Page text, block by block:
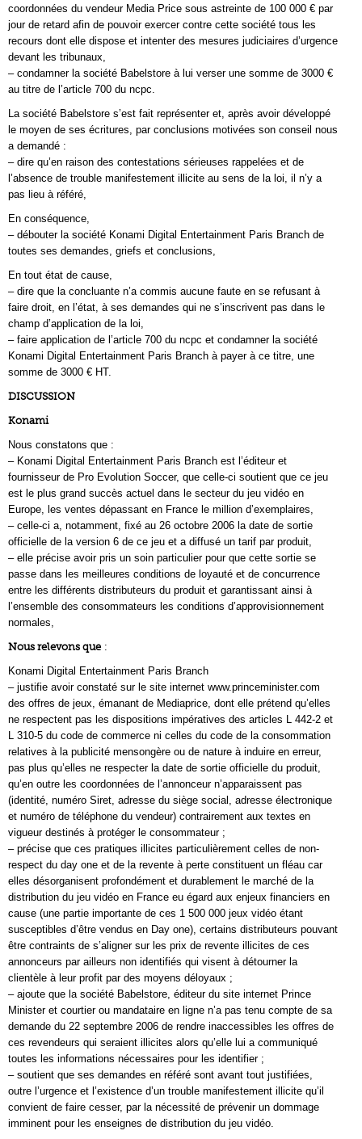
coordonnées du vendeur Media Price sous astreinte de 100 000 € par
jour de retard afin de pouvoir exercer contre cette société tous les
recours dont elle dispose et intenter des mesures judiciaires d’urgence
devant les tribunaux,
– condamner la société Babelstore à lui verser une somme de 3000 €
au titre de l’article 700 du ncpc.
La société Babelstore s’est fait représenter et, après avoir développé
le moyen de ses écritures, par conclusions motivées son conseil nous
a demandé :
– dire qu’en raison des contestations sérieuses rappelées et de
l’absence de trouble manifestement illicite au sens de la loi, il n’y a
pas lieu à référé,
En conséquence,
– débouter la société Konami Digital Entertainment Paris Branch de
toutes ses demandes, griefs et conclusions,
En tout état de cause,
– dire que la concluante n’a commis aucune faute en se refusant à
faire droit, en l’état, à ses demandes qui ne s’inscrivent pas dans le
champ d’application de la loi,
– faire application de l’article 700 du ncpc et condamner la société
Konami Digital Entertainment Paris Branch à payer à ce titre, une
somme de 3000 € HT.
DISCUSSION
Konami
Nous constatons que :
– Konami Digital Entertainment Paris Branch est l’éditeur et
fournisseur de Pro Evolution Soccer, que celle-ci soutient que ce jeu
est le plus grand succès actuel dans le secteur du jeu vidéo en
Europe, les ventes dépassant en France le million d’exemplaires,
– celle-ci a, notamment, fixé au 26 octobre 2006 la date de sortie
officielle de la version 6 de ce jeu et a diffusé un tarif par produit,
– elle précise avoir pris un soin particulier pour que cette sortie se
passe dans les meilleures conditions de loyauté et de concurrence
entre les différents distributeurs du produit et garantissant ainsi à
l’ensemble des consommateurs les conditions d’approvisionnement
normales,
Nous relevons que :
Konami Digital Entertainment Paris Branch
– justifie avoir constaté sur le site internet www.princeminister.com
des offres de jeux, émanant de Mediaprice, dont elle prétend qu’elles
ne respectent pas les dispositions impératives des articles L 442-2 et
L 310-5 du code de commerce ni celles du code de la consommation
relatives à la publicité mensongère ou de nature à induire en erreur,
pas plus qu’elles ne respecter la date de sortie officielle du produit,
qu’en outre les coordonnées de l’annonceur n’apparaissent pas
(identité, numéro Siret, adresse du siège social, adresse électronique
et numéro de téléphone du vendeur) contrairement aux textes en
vigueur destinés à protéger le consommateur ;
– précise que ces pratiques illicites particulièrement celles de non-
respect du day one et de la revente à perte constituent un fléau car
elles désorganisent profondément et durablement le marché de la
distribution du jeu vidéo en France eu égard aux enjeux financiers en
cause (une partie importante de ces 1 500 000 jeux vidéo étant
susceptibles d’être vendus en Day one), certains distributeurs pouvant
être contraints de s’aligner sur les prix de revente illicites de ces
annonceurs par ailleurs non identifiés qui visent à détourner la
clientèle à leur profit par des moyens déloyaux ;
– ajoute que la société Babelstore, éditeur du site internet Prince
Minister et courtier ou mandataire en ligne n’a pas tenu compte de sa
demande du 22 septembre 2006 de rendre inaccessibles les offres de
ces revendeurs qui seraient illicites alors qu’elle lui a communiqué
toutes les informations nécessaires pour les identifier ;
– soutient que ses demandes en référé sont avant tout justifiées,
outre l’urgence et l’existence d’un trouble manifestement illicite qu’il
convient de faire cesser, par la nécessité de prévenir un dommage
imminent pour les enseignes de distribution du jeu vidéo.